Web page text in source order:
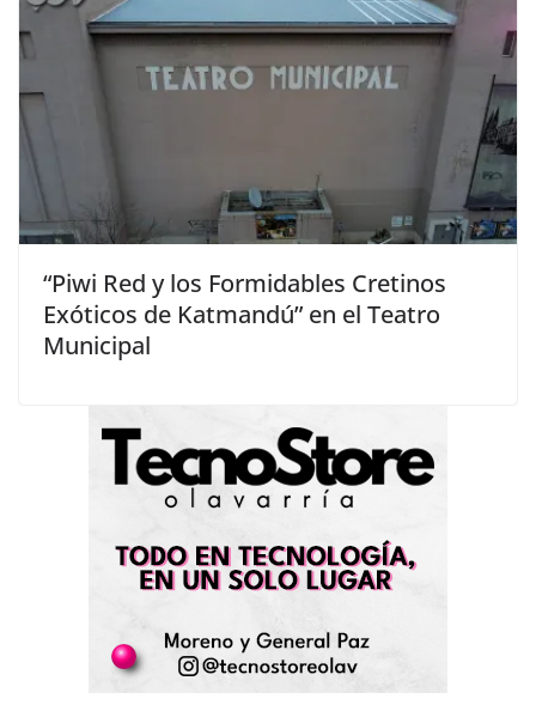
“Piwi Red y los Formidables Cretinos
Exóticos de Katmandú” en el Teatro
Municipal